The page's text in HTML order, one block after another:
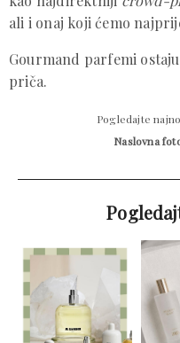
ali i onaj koji ćemo
Gourmand parfemi
priča.
Pogledajte
Naslovna